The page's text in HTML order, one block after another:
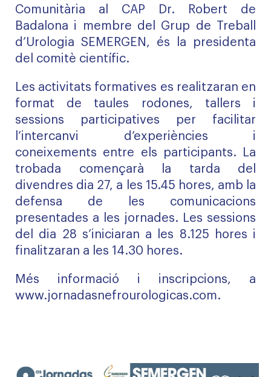
Comunitària al CAP Dr. Robert de
Badalona i membre del Grup de Treball
d’Urologia SEMERGEN, és la presidenta
del comitè científic.
Les activitats formatives es realitzaran en
format de taules rodones, tallers i
sessions participatives per facilitar
l’intercanvi d’experiències i
coneixements entre els participants. La
trobada començarà la tarda del
divendres dia 27, a les 15.45 hores, amb la
defensa de les comunicacions
presentades a les jornades. Les sessions
del dia 28 s’iniciaran a les 8.125 hores i
finalitzaran a les 14.30 hores.
Més informació i inscripcions, a
www.jornadasnefrourologicas.com.